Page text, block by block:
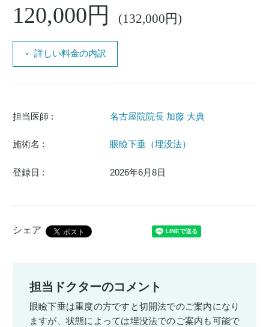
120,000円 (132,000円)
詳しい料金の内訳
担当医師 : 名古屋院院長 加藤 大典
施術名 : 眼瞼下垂（埋没法）
登録日 : 2026年6月8日
シェア
担当ドクターのコメント
眼瞼下垂は重度の方ですと切開法でのご案内になり
ますが、状態によっては埋没法でのご案内も可能で